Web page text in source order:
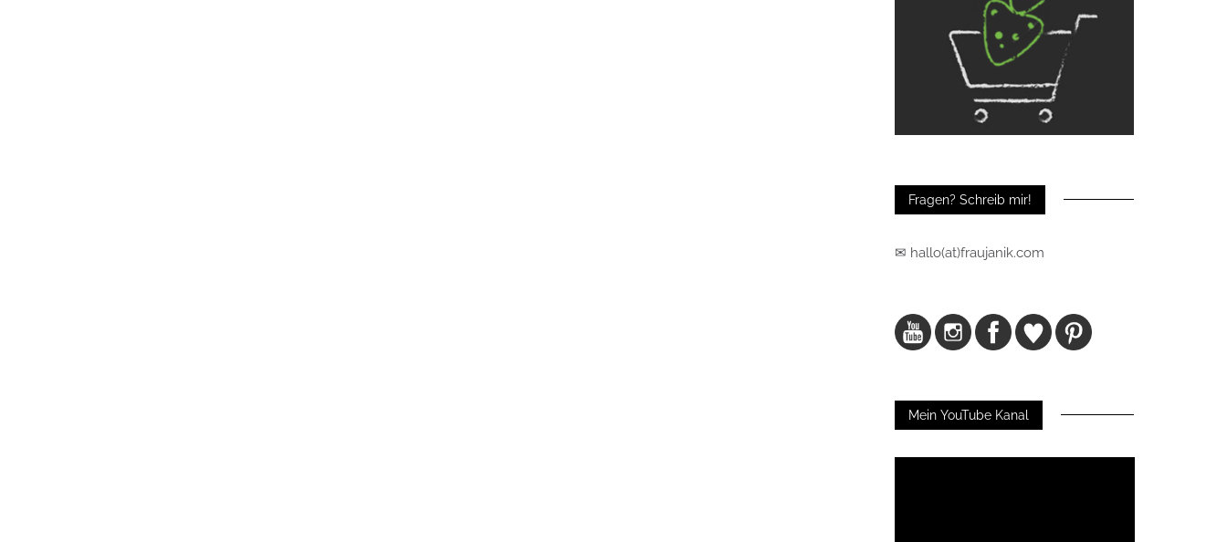
Fragen? Schreib mir!
✉ hallo(at)fraujanik.com
Mein YouTube Kanal